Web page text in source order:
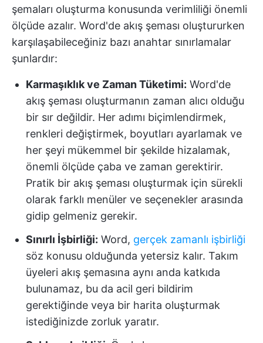
şemaları oluşturma konusunda verimliliği önemli
ölçüde azalır. Word'de akış şeması oluştururken
karşılaşabileceğiniz bazı anahtar sınırlamalar
şunlardır:
Karmaşıklık ve Zaman Tüketimi: Word'de
akış şeması oluşturmanın zaman alıcı olduğu
bir sır değildir. Her adımı biçimlendirmek,
renkleri değiştirmek, boyutları ayarlamak ve
her şeyi mükemmel bir şekilde hizalamak,
önemli ölçüde çaba ve zaman gerektirir.
Pratik bir akış şeması oluşturmak için sürekli
olarak farklı menüler ve seçenekler arasında
gidip gelmeniz gerekir.
Sınırlı İşbirliği: Word, gerçek zamanlı işbirliği
söz konusu olduğunda yetersiz kalır. Takım
üyeleri akış şemasına aynı anda katkıda
bulunamaz, bu da acil geri bildirim
gerektiğinde veya bir harita oluşturmak
istediğinizde zorluk yaratır.